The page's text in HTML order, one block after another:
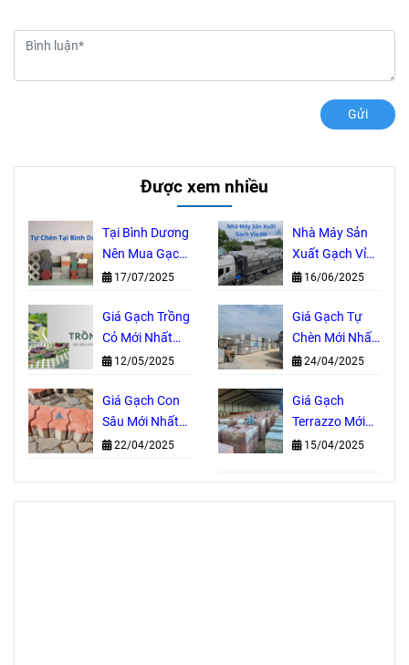
Gửi
Được xem nhiều
Tại Bình Dương
Nên Mua Gạch
Tự Chèn Ở
17/07/2025
Nhà Máy Sản
Xuất Gạch Vỉa
Hè Uy Tín Tại
16/06/2025
Giá Gạch Trồng
Cỏ Mới Nhất
2025
12/05/2025
Giá Gạch Tự
Chèn Mới Nhất
2025
24/04/2025
Giá Gạch Con
Sâu Mới Nhất
2025
22/04/2025
Giá Gạch
Terrazzo Mới
Nhất 2025
15/04/2025